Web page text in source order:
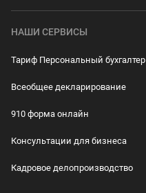
НАШИ СЕРВИСЫ
Тариф Персональный бухгалтер
Всеобщее декларирование
910 форма онлайн
Консультации для бизнеса
Кадровое делопроизводство